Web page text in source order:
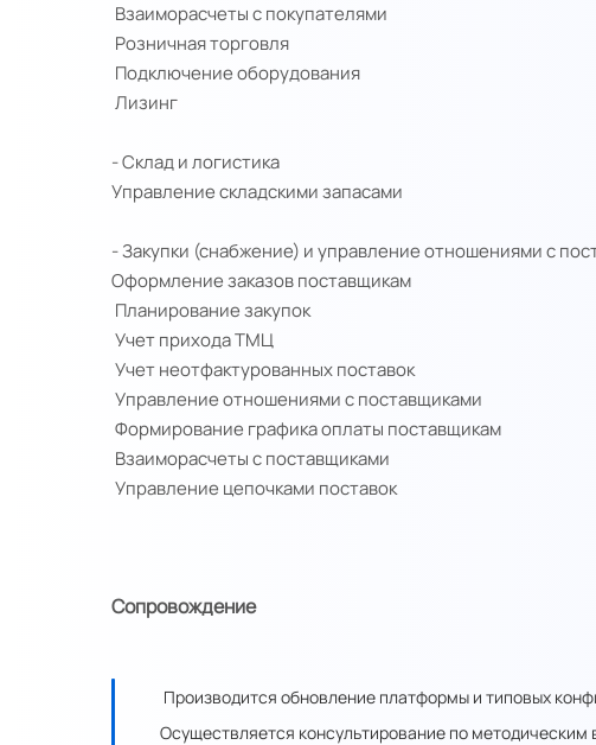
Взаиморасчеты с покупателями
Розничная торговля
Подключение оборудования
Лизинг
- Склад и логистика
Управление складскими запасами
- Закупки (снабжение) и управление отношениями с
Оформление заказов поставщикам
Планирование закупок
Учет прихода ТМЦ
Учет неотфактурованных поставок
Управление отношениями с поставщиками
Формирование графика оплаты поставщикам
Взаиморасчеты с поставщиками
Управление цепочками поставок
Сопровождение
Производится обновление платформы и типовых
Осуществляется консультирование по